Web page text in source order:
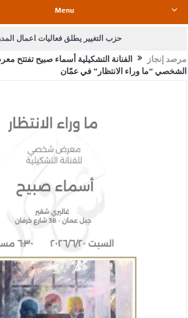
Menu
حزب التغيير يطلق فعاليات اعمال
الجيش يفتح باب التجنيد لحملة البكالوريوس في
الأمن يتلف 16 مليون حبة كبتاجون و1480 كغم مواد مخدرة
النواب يقر مشروع تعديل قانون
القاضي يلتقي رؤساء تحرير الصحف اليومية ويؤكد
على شراكة فاعلة مع الإعلام
دعوة المكلفين بخدمة العلم (الدفعة الثالثة) إلى
العلم
الملك يلتقي
الملك يتلقى اتصالا هاتفيا
القاضي محمود أحمد فريحات.. مبارك
مرصد إنجاز
الفنانة التشكيلية أسماء صبيح تفتتح
الشخصي “ما وراء الانتظار” في عمّان